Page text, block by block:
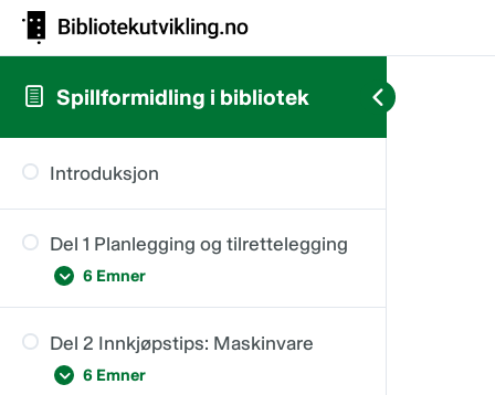
Spillformidling i bibliotek
Introduksjon
Del 1 Planlegging og tilrettelegging
6 Emner
1.1 Den gode dialogen – hva skal vi
skape?
Del 2 Innkjøpstips: Maskinvare
6 Emner